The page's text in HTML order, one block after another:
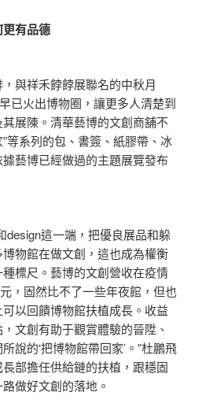
有品德
與祥禾餑餑展聯名的中秋月
已火出博物圈，讓更多人清楚到
展陳。清華藝博的文創商舖不
”等系列的包、書簽、紙膠帶、冰
藝博已經做過的主題展覽發布
這一端，把優良展品和躲
物館在做文創，這也成為權衡
標尺。藝博的文創營收在疫情
，固然比不了一些年夜館，但也
以回饋博物館扶植成長。收益
文創有助于觀賞體驗的晉陞、
說的‘把博物館帶回家’。”杜鵬飛
部擔任供給鏈的扶植，跟穩固
做好文創的落地。